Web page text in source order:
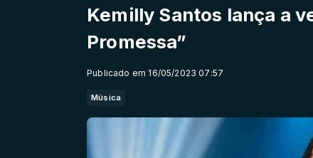
Kemilly Santos lança a
Promessa”
Publicado em 16/05/2023 07:57
Música